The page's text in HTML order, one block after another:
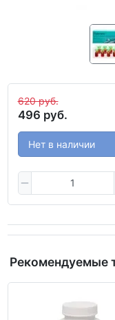
620 руб.
496 руб.
Нет в наличии
Рекомендуемые